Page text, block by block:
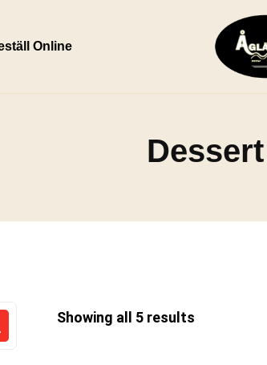
Online
Dessert
Showing all 5 results